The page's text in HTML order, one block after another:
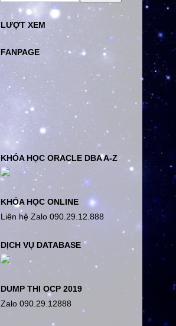
LƯỢT XEM
FANPAGE
KHÓA HỌC ORACLE DBA A-Z
KHÓA HỌC ONLINE
Liên hệ Zalo 090.29.12.888
DỊCH VỤ DATABASE
DUMP THI OCP 2019
Zalo 090.29.12888